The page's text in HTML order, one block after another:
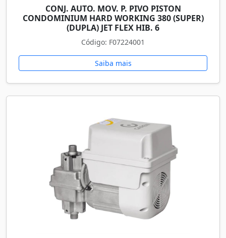
CONJ. AUTO. MOV. P. PIVO PISTON
CONDOMINIUM HARD WORKING 380 (SUPER)
(DUPLA) JET FLEX HIB. 6
Código: F07224001
Saiba mais